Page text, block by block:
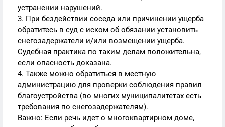
устранении нарушений.
3. При бездействии соседа или причинении ущерба
обратитесь в суд с иском об обязании установить
снегозадержатели и/или возмещении ущерба.
Судебная практика по таким делам положительна,
если опасность доказана.
4. Также можно обратиться в местную
администрацию для проверки соблюдения правил
благоустройства (во многих муниципалитетах есть
требования по снегозадержателям).
Важно: Если речь идет о многоквартирном доме,